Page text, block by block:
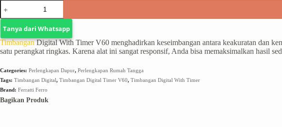
Tanya dari Whatsapp
TimbanganDigital With Timer V60 menghadirkan keseimbangan antara keakuratan dan
satu perangkat ringkas. Karena alat ini sangat responsif, Anda bisa memaksimalkan hasil
Categories: Perlengkapan Dapur, Perlengkapan Rumah Tangga
Tags: Timbangan Digital, Timbangan Digital Timer V60, Timbangan Digital With Timer
Brand: Ferratti Ferro
Bagikan Produk